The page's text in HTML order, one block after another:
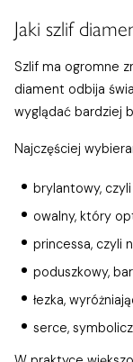
Jaki szlif
Szlif ma ogromne
diament odbija
wyglądać bardziej
Najczęściej
brylantowy,
owalny, który
princessa, czyli
poduszkowy,
łezka,
serce,